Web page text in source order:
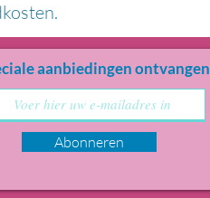
aanbiedingen ontvangen
Abonneren